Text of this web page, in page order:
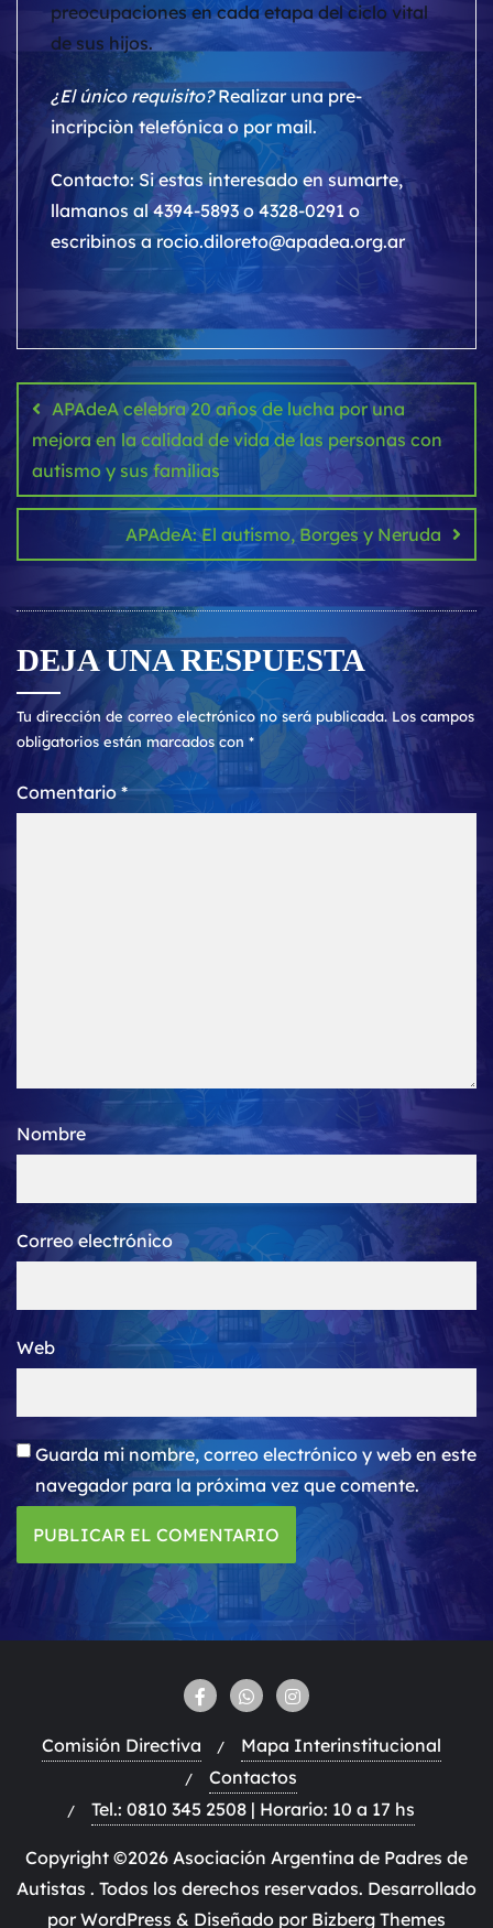
preocupaciones en cada etapa del ciclo vital
de sus hijos.
¿El único requisito?Realizar una pre-
incripciòn telefónica o por mail.
Contacto: Si estas interesado en sumarte,
llamanos al 4394-5893 o 4328-0291 o
escribinos a rocio.diloreto@apadea.org.ar
Navegación
de
entradas
APAdeA celebra 20 años de lucha por una
mejora en la calidad de vida de las personas con
autismo y sus familias
APAdeA: El autismo, Borges y Neruda
DEJA UNA RESPUESTA
Tu dirección de correo electrónico no será publicada. Los campos
obligatorios están marcados con *
Comentario*
Nombre
Correo electrónico
Web
Guarda mi nombre, correo electrónico y web en este
navegador para la próxima vez que comente.
Comisión Directiva
Mapa Interinstitucional
Contactos
Tel.: 0810 345 2508 | Horario: 10 a 17 hs
Copyright ©2026 Asociación Argentina de Padres de
Autistas . Todos los derechos reservados. Desarrollado
por WordPress & Diseñado por Bizberg Themes